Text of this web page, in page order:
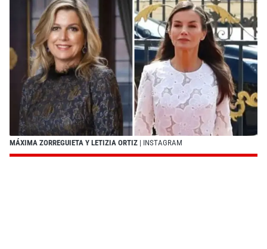
MÁXIMA ZORREGUIETA Y LETIZIA ORTIZ | INSTAGRAM